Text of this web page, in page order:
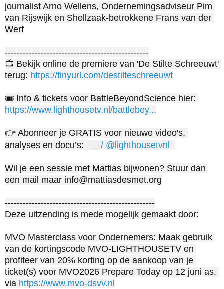
journalist Arno Wellens, Ondernemingsadviseur Pim
van Rijswijk en Shellzaak-betrokkene Frans van der
Werf
------------------------------------------------
📺 Bekijk online de premiere van 'De Stilte Schreeuwt'
terug: https://tinyurl.com/destilteschreeuwt
https://www.lighthousetv.nl/battlebey...
👉 Abonneer je GRATIS voor nieuwe video's,
analyses en docu’s:
/ @lighthousetvnl
Wil je een sessie met Mattias bijwonen? Stuur dan
een mail maar info@mattiasdesmet.org
--------------------------------------------------
Deze uitzending is mede mogelijk gemaakt door:
MVO Masterclass voor Ondernemers: Maak gebruik
van de kortingscode MVO-LIGHTHOUSETV en
profiteer van 20% korting op de aankoop van je
ticket(s) voor MVO2026 Prepare Today op 12 juni as.
via https://www.mvo-dsvv.nl